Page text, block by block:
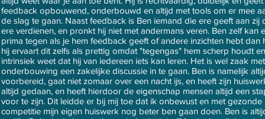
feedback opbouwend, onderbouwd en altijd met tools om er mee
de slag te gaan. Naast feedback is Ben iemand die ere geeft aan zij
ere verdienen, en pronkt hij niet met andermans veren. Ben zelf kan
prima tegen als je hem feedback geeft of andere inzichten hebt dan
hij ervaart dit zelfs als prettig omdat "tegengas" hem scherp houdt
intrinsiek weet dat hij van iedereen iets kan leren. Het is wel zaak met
onderbouwing een zakelijke discussie in te gaan. Ben is namelijk
voorbereid, gaat niet zomaar over een nacht ijs, en heeft zijn
altijd gedaan, en heeft hierdoor de eigenschap mensen altijd een
voor te zijn. Dit leidde er bij mij toe dat ik onbewust en met gezonde
competitie mijn eigen huiswerk nog beter ben gaan doen. Ben is